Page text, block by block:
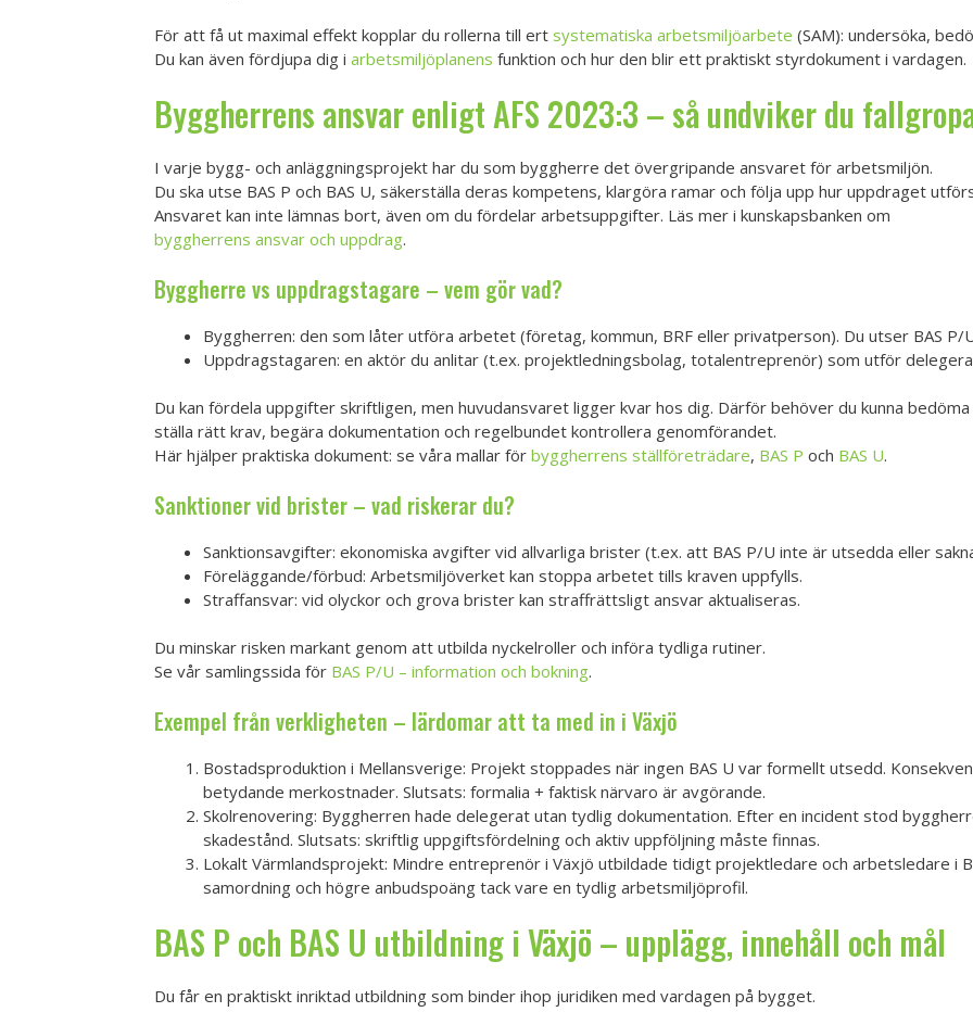
För att få ut maximal effekt kopplar du rollerna till ert systematiska arbetsmiljöarbete (SAM): undersöka,
Du kan även fördjupa dig i arbetsmiljöplanens funktion och hur den blir ett praktiskt styrdokument i vardagen.
Byggherrens ansvar enligt AFS 2023:3 – så undviker du
I varje bygg- och anläggningsprojekt har du som byggherre det övergripande ansvaret för arbetsmiljön.
Du ska utse BAS P och BAS U, säkerställa deras kompetens, klargöra ramar och följa upp hur uppdraget
Ansvaret kan inte lämnas bort, även om du fördelar arbetsuppgifter. Läs mer i kunskapsbanken om
byggherrens ansvar och uppdrag.
Byggherre vs uppdragstagare – vem gör vad?
Byggherren: den som låter utföra arbetet (företag, kommun, BRF eller privatperson). Du utser BAS P/
Uppdragstagaren: en aktör du anlitar (t.ex. projektledningsbolag, totalentreprenör) som utför
Du kan fördela uppgifter skriftligen, men huvudansvaret ligger kvar hos dig. Därför behöver du kunna
ställa rätt krav, begära dokumentation och regelbundet kontrollera genomförandet.
Här hjälper praktiska dokument: se våra mallar för byggherrens ställföreträdare, BAS P och BAS U.
Sanktioner vid brister – vad riskerar du?
Sanktionsavgifter: ekonomiska avgifter vid allvarliga brister (t.ex. att BAS P/U inte är utsedda eller
Föreläggande/förbud: Arbetsmiljöverket kan stoppa arbetet tills kraven uppfylls.
Straffansvar: vid olyckor och grova brister kan straffrättsligt ansvar aktualiseras.
Du minskar risken markant genom att utbilda nyckelroller och införa tydliga rutiner.
Se vår samlingssida för BAS P/U – information och bokning.
Exempel från verkligheten – lärdomar att ta med in i Växjö
Bostadsproduktion i Mellansverige: Projekt stoppades när ingen BAS U var formellt utsedd.
betydande merkostnader. Slutsats: formalia + faktisk närvaro är avgörande.
Skolrenovering: Byggherren hade delegerat utan tydlig dokumentation. Efter en incident stod
skadestånd. Slutsats: skriftlig uppgiftsfördelning och aktiv uppföljning måste finnas.
Lokalt Värmlandsprojekt: Mindre entreprenör i Växjö utbildade tidigt projektledare och arbetsledare i
samordning och högre anbudspoäng tack vare en tydlig arbetsmiljöprofil.
BAS P och BAS U utbildning i Växjö – upplägg, innehåll och mål
Du får en praktiskt inriktad utbildning som binder ihop juridiken med vardagen på bygget.